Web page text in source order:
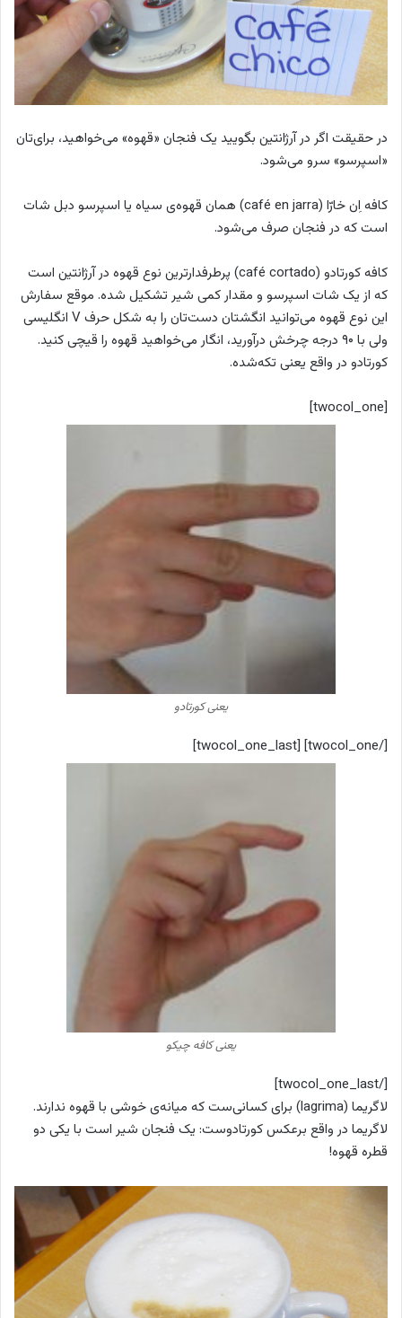
در حقیقت اگر در آرژانتین بگویید یک فنجان «قهوه» می‌خواهید، برای‌تان
«اسپرسو» سرو می‌شود.
کافه اِن خارّا (café en jarra)
همان قهوه‌ی سیاه یا اسپرسو دبل شات
است که در فنجان صرف می‌شود.
کافه کورتادو (café cortado)
پرطرفدارترین نوع قهوه در آرژانتین است
که از یک شات اسپرسو و مقدار کمی شیر تشکیل شده. موقع سفارش
این نوع قهوه می‌توانید انگشتان دست‌تان را به شکل حرف V انگلیسی
ولی با ۹۰ درجه چرخش درآورید، انگار می‌خواهید قهوه را قیچی کنید.
کورتادو در واقع یعنی تکه‌شده.
[twocol_one]
یعنی کورتادو
[/twocol_one] [twocol_one_last]
یعنی کافه چیکو
[/twocol_one_last]
لاگریما (lagrima)
برای کسانی‌ست که میانه‌ی خوشی با قهوه ندارند.
لاگریما در واقع برعکس کورتادوست: یک فنجان شیر است با یکی دو
قطره قهوه!